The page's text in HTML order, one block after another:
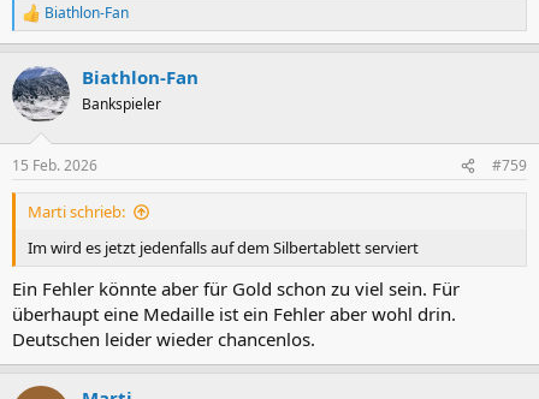
R
e
k
t
i
e
n
Biathlon-Fan
Biathlon-Fan
Bankspieler
15 Feb. 2026 #759
Marti schrieb:
Im wird es jetzt jedenfalls auf dem Silbertablett serviert
Ein Fehler könnte aber für Gold schon zu viel sein. Für
überhaupt eine Medaille ist ein Fehler aber wohl drin.
Deutschen leider wieder chancenlos.